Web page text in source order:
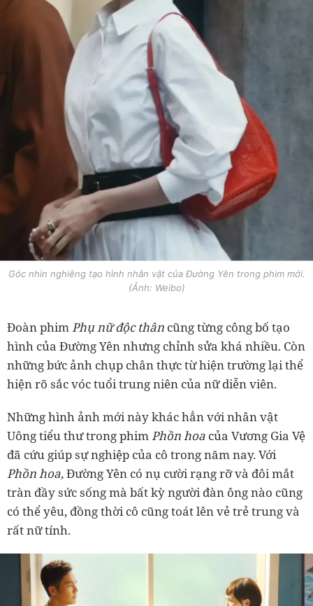
Góc nhìn nghiêng tạo hình nhân vật của Đường Yên trong phim mới.
(Ảnh: Weibo)
Đoàn phimPhụ nữ độc thân cũng từng công bố tạo
hình của Đường Yên nhưng chỉnh sửa khá nhiều. Còn
những bức ảnh chụp chân thực từ hiện trường lại thể
hiện rõ sắc vóc tuổi trung niên của nữ diễn viên.
Những hình ảnh mới này khác hẳn với nhân vật
Uông tiểu thư trong phimPhồn hoa của Vương Gia Vệ
đã cứu giúp sự nghiệp của cô trong năm nay. Với
Phồn hoa,Đường Yên có nụ cười rạng rỡ và đôi mắt
tràn đầy sức sống mà bất kỳ người đàn ông nào cũng
có thể yêu, đồng thời cô cũng toát lên vẻ trẻ trung và
rất nữ tính.